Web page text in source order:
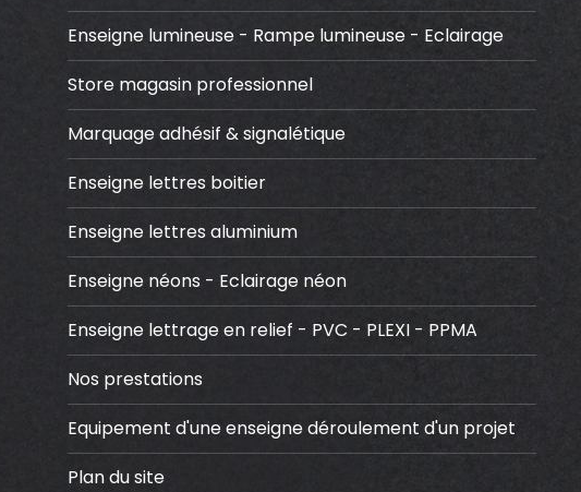
Enseigne lumineuse - Rampe lumineuse - Eclairage
Store magasin professionnel
Marquage adhésif & signalétique
Enseigne lettres boitier
Enseigne lettres aluminium
Enseigne néons - Eclairage néon
Enseigne lettrage en relief - PVC - PLEXI - PPMA
Nos prestations
Equipement d'une enseigne déroulement d'un projet
Plan du site